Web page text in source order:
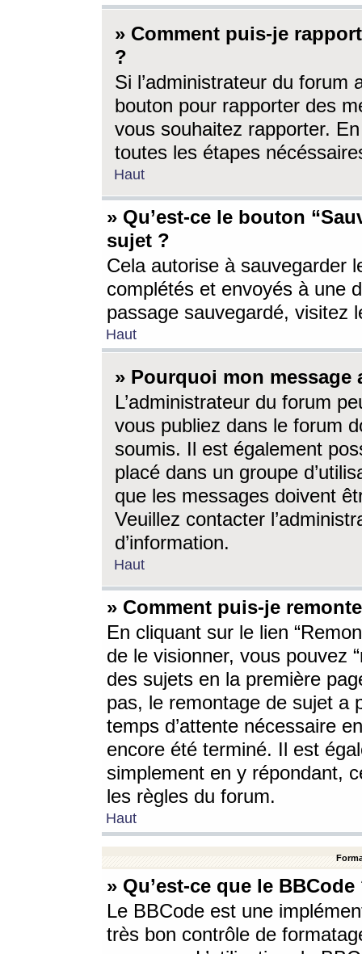
» Comment puis-je
?
Si l’administrateur du forum
bouton pour rapporter des
vous souhaitez rapporter.
toutes les étapes
Haut
» Qu’est-ce le bouton
sujet ?
Cela autorise à sauvegarder
complétés et envoyés à une
passage sauvegardé, visitez
Haut
» Pourquoi mon message
L’administrateur du forum
vous publiez dans le forum
soumis. Il est également
placé dans un groupe
que les messages doivent
Veuillez contacter
d’information.
Haut
» Comment puis-je
En cliquant sur le lien
de le visionner, vous pouvez
des sujets en la première
pas, le remontage de sujet a
temps d’attente nécessaire
encore été terminé. Il est
simplement en y répondant,
les règles du forum.
Haut
» Qu’est-ce que le BBCode
Le BBCode est une
très bon contrôle de